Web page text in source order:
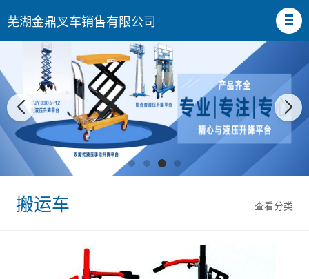
芜湖金鼎叉车销售有限公司
查看分类
搬运车